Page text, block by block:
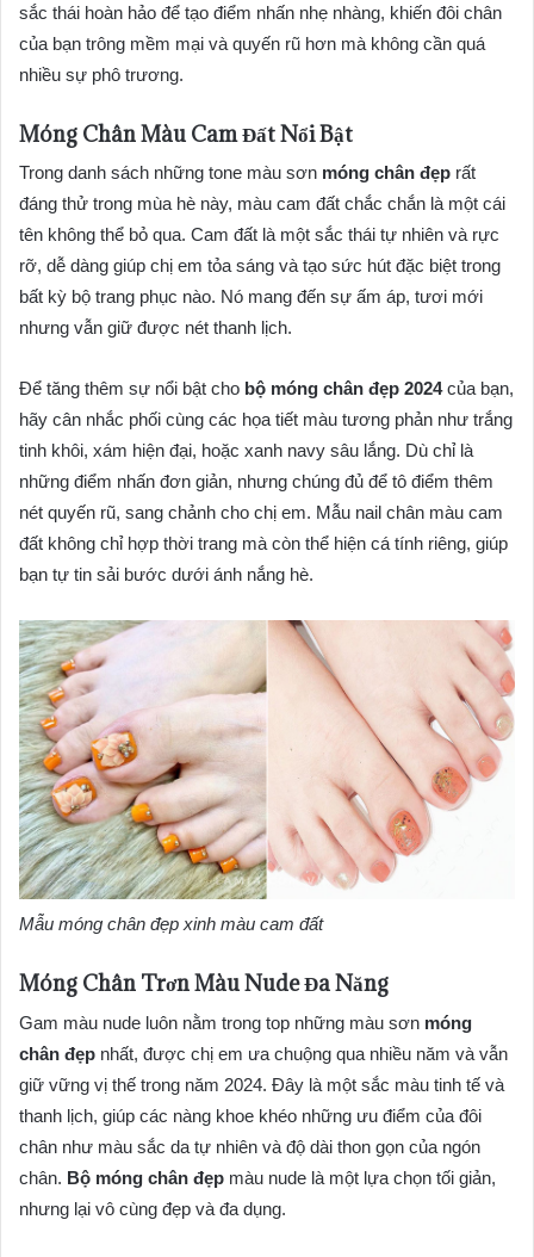
sắc thái hoàn hảo để tạo điểm nhấn nhẹ nhàng, khiến đôi chân
của bạn trông mềm mại và quyến rũ hơn mà không cần quá
nhiều sự phô trương.
Móng Chân Màu Cam Đất Nổi Bật
Trong danh sách những tone màu sơn móng chân đẹp rất
đáng thử trong mùa hè này, màu cam đất chắc chắn là một cái
tên không thể bỏ qua. Cam đất là một sắc thái tự nhiên và rực
rỡ, dễ dàng giúp chị em tỏa sáng và tạo sức hút đặc biệt trong
bất kỳ bộ trang phục nào. Nó mang đến sự ấm áp, tươi mới
nhưng vẫn giữ được nét thanh lịch.
Để tăng thêm sự nổi bật cho bộ móng chân đẹp 2024của bạn,
hãy cân nhắc phối cùng các họa tiết màu tương phản như trắng
tinh khôi, xám hiện đại, hoặc xanh navy sâu lắng. Dù chỉ là
những điểm nhấn đơn giản, nhưng chúng đủ để tô điểm thêm
nét quyến rũ, sang chảnh cho chị em. Mẫu nail chân màu cam
đất không chỉ hợp thời trang mà còn thể hiện cá tính riêng, giúp
bạn tự tin sải bước dưới ánh nắng hè.
Mẫu móng chân đẹp xinh màu cam đất
Móng Chân Trơn Màu Nude Đa Năng
Gam màu nude luôn nằm trong top những màu sơn móng
chân đẹp nhất, được chị em ưa chuộng qua nhiều năm và vẫn
giữ vững vị thế trong năm 2024. Đây là một sắc màu tinh tế và
thanh lịch, giúp các nàng khoe khéo những ưu điểm của đôi
chân như màu sắc da tự nhiên và độ dài thon gọn của ngón
chân. Bộ móng chân đẹp màu nude là một lựa chọn tối giản,
nhưng lại vô cùng đẹp và đa dụng.